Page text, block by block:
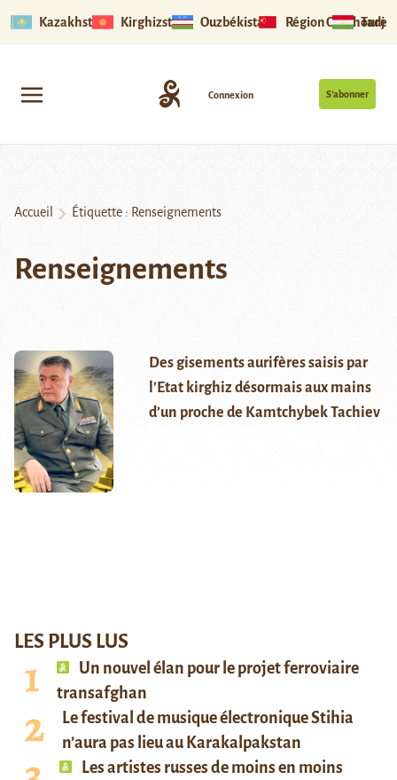
Kazakhstan Kirghizstan Ouzbékistan Région Ouïghoure
S’abonner
Connexion
Accueil Étiquette : Renseignements
Renseignements
Des gisements aurifères saisis par
l’Etat kirghiz désormais aux mains
d’un proche de Kamtchybek Tachiev
LES PLUS LUS
Un nouvel élan pour le projet ferroviaire
transafghan
Le festival de musique électronique Stihia
n’aura pas lieu au Karakalpakstan
Les artistes russes de moins en moins